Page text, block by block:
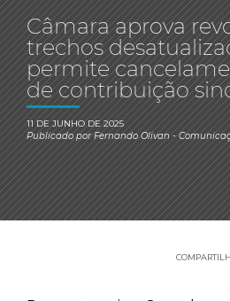
Câmara aprova
trechos
permite
de contribuição
11 DE JUNHO DE 2025
Publicado porFernando Olivan-